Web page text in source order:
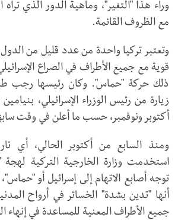
وراء هذا "التغير"، وماهية الدور الذي تراه
مع الظروف القائمة.
وتعتبر تركيا واحدة من عدد قليل من
قوية مع جميع الأطراف في الصراع
ذلك حركة "حماس". وكان رئيسها رجب
زيارة من رئيس الوزراء الإسرائيلي،
أكتوبر ونوفمبر، حسب ما أعلن في وقت
ومنذ السابع من أكتوبر الحالي، أي
استخدمت وزارة الخارجية التركية لهجة
توجه أصابع الاتهام إلى إسرائيل أو
أنها "تدين بشدة" الخسائر في أرواح
جميع الأطراف المعنية للمساعدة في إنهاء